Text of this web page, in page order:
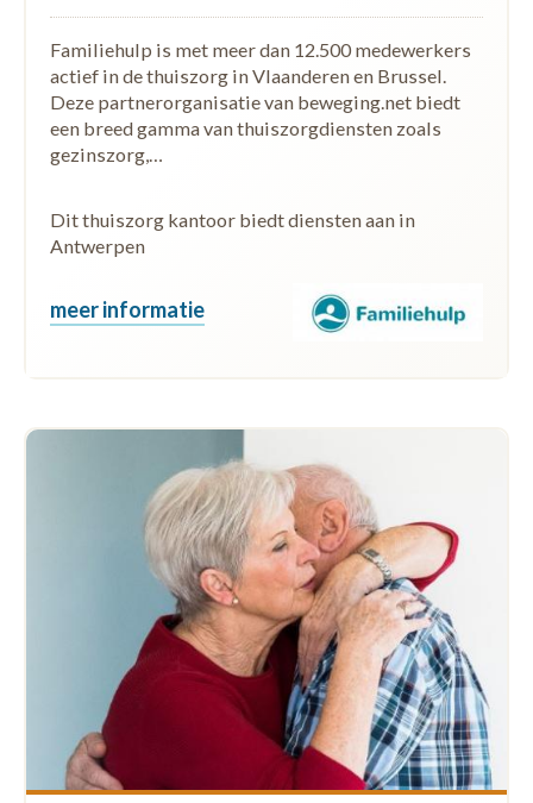
Familiehulp is met meer dan 12.500 medewerkers
actief in de thuiszorg in Vlaanderen en Brussel.
Deze partnerorganisatie van beweging.net biedt
een breed gamma van thuiszorgdiensten zoals
gezinszorg,…
Dit thuiszorg kantoor biedt diensten aan in
Antwerpen
meer informatie